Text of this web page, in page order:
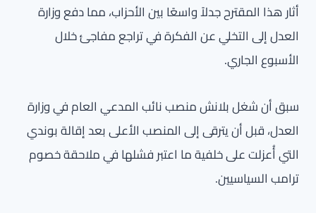
أثار هذا المقترح جدلاً واسعًا بين الأحزاب، مما دفع وزارة
العدل إلى التخلي عن الفكرة في تراجع مفاجئ خلال
الأسبوع الجاري.
سبق أن شغل بلانش منصب نائب المدعي العام في وزارة
العدل، قبل أن يترقى إلى المنصب الأعلى بعد إقالة بوندي
التي أُعزلت على خلفية ما اعتبر فشلها في ملاحقة خصوم
ترامب السياسيين.